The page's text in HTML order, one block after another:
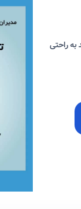
به راحتی